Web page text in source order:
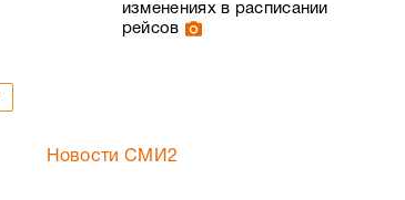
изменениях в расписании
рейсов
Новости СМИ2